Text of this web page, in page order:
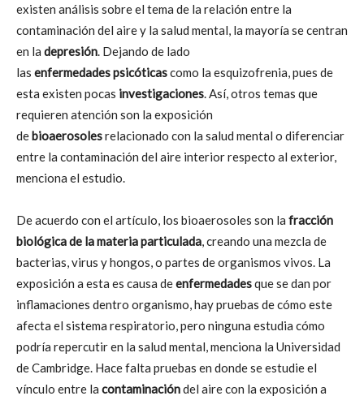
existen análisis sobre el tema de la relación entre la
contaminación del aire y la salud mental, la mayoría se centran
en la depresión. Dejando de lado
las enfermedadespsicóticascomo la esquizofrenia, pues de
esta existen pocas investigaciones. Así, otros temas que
requieren atención son la exposición
debioaerosolesrelacionado con la salud mental o diferenciar
entre la contaminación del aire interior respecto al exterior,
menciona el estudio.
De acuerdo con el artículo, los bioaerosoles son la fracción
biológica de la materia particulada, creando una mezcla de
bacterias, virus y hongos, o partes de organismos vivos. La
exposición a esta es causa deenfermedadesque se dan por
inflamaciones dentro organismo, hay pruebas de cómo este
afecta el sistema respiratorio, pero ninguna estudia cómo
podría repercutir en la salud mental, menciona la Universidad
de Cambridge. Hace falta pruebas en donde se estudie el
vínculo entre la contaminacióndel aire con la exposición a